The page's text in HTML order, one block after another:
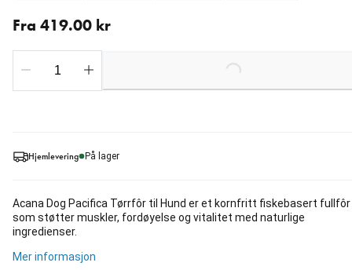
Hjemlevering På lager
Acana Dog Pacifica Tørrfôr til Hund er et kornfritt fiskebasert fullfôr
som støtter muskler, fordøyelse og vitalitet med naturlige
ingredienser.
Mer informasjon
Fra 419.00 kr
Loading...